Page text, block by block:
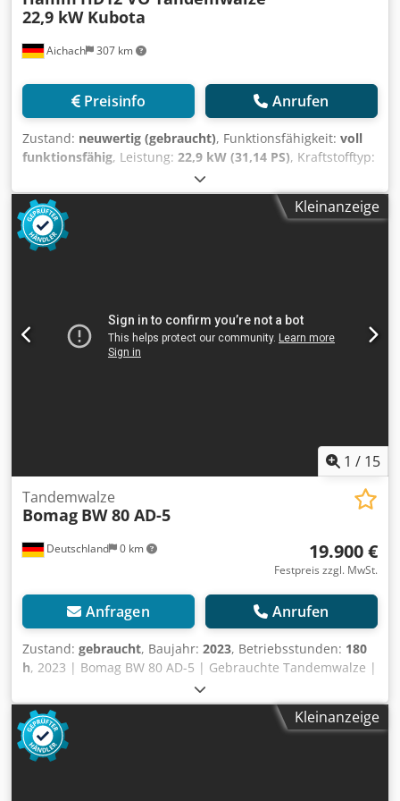
Aichach 307 km
22,9 kW Kubota
Preisinfo Anrufen
Zustand: neuwertig (gebraucht), Funktionsfähigkeit: voll
funktionsfähig, Leistung: 22,9 kW (31,14 PS), Kraftstofftyp:
, Betriebsgewicht:
2015, Betriebsstunden:300 h, Hamm HD12 VO
Tandemwalze mit Oszillation Dcsdpfx Aszhkldecpek
Baujahr 2015 300 h 22,9 kW Kubota Motor 2.570 kg - 3.470
kg Kantenschneiderad NEUWERTIG!
Kleinanzeige
1 / 15
Deutschland 0 km
Tandemwalze
Bomag BW 80 AD-5
19.900 €
Festpreis zzgl. MwSt.
Anfragen Anrufen
Zustand: gebraucht, Baujahr: 2023, Betriebsstunden: 180
h, 2023 | Bomag BW 80 AD-5 | Gebrauchte Tandemwalze |
180 hours 📍Location: Deutschland 🚛 Delivery available to
your destination – Use our shipping calculator to estimate
transport costs! 💰 Buy Now for EUR 19900 or Make an
Offer. Payment at delivery available for an affordable fee
(subject to approval)* 👷‍♂️ Inspected by an independent
Kleinanzeige